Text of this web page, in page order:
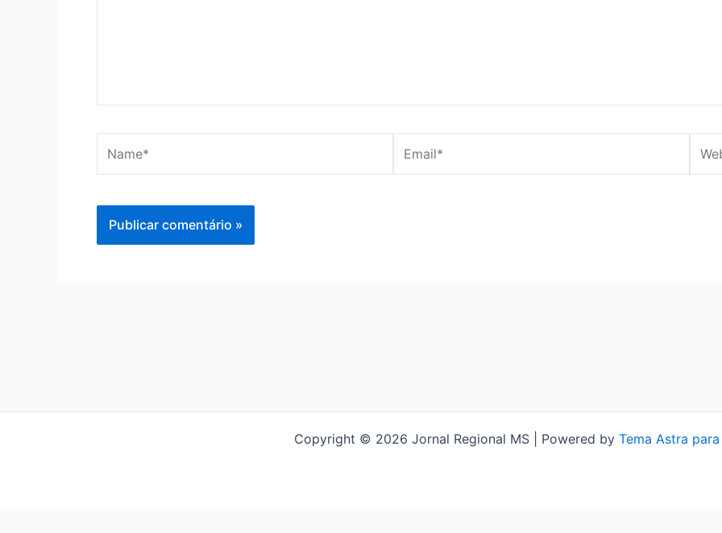
Copyright © 2026 Jornal Regional MS | Powered by Tema Astra